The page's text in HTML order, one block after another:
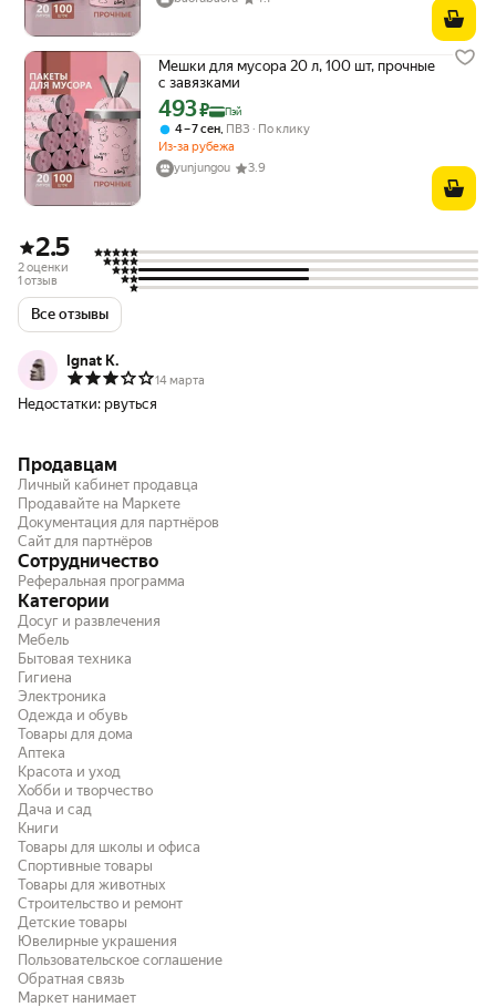
Мешки для мусора 20 л, 100 шт, прочные
с завязками
Цена с картой Яндекс Пэй 493 ₽ вместо
493₽ Пэй
4 – 7 сен, ПВЗ
По клику
Из-за рубежа
yunjungou
3.9
2.5
2 оценки
1 отзыв
Все отзывы
Ignat K.
14 марта
Недостатки: рвуться
Продавцам
Личный кабинет продавца
Продавайте на Маркете
Документация для партнёров
Сайт для партнёров
Сотрудничество
Реферальная программа
Категории
Досуг и развлечения
Мебель
Бытовая техника
Гигиена
Электроника
Одежда и обувь
Товары для дома
Аптека
Красота и уход
Хобби и творчество
Дача и сад
Книги
Товары для школы и офиса
Спортивные товары
Товары для животных
Строительство и ремонт
Детские товары
Ювелирные украшения
Пользовательское соглашение
Обратная связь
Маркет нанимает